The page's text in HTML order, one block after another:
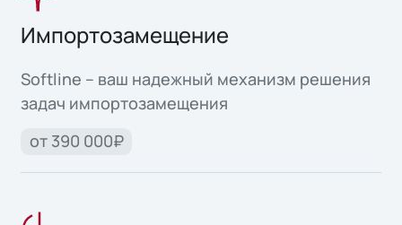
Импортозамещение
Softline – ваш надежный механизм решения
задач импортозамещения
от 390 000₽